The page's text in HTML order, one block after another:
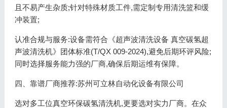
且不易产生杂质;针对特殊材质工件,需定制专用清洗篮和缓
冲装置;
认准合规与服务:设备需符合《超声波清洗设备 真空碳氢超
声波清洗机》团体标准(T/QX 009-2024),避免后期环评风险;
同时选择服务能力强的厂商,确保后期运维有保障。
四、靠谱厂商推荐:苏州可立林自动化设备有限公司
选对多工位真空环保碳氢清洗机,更要选对实力厂商。在众